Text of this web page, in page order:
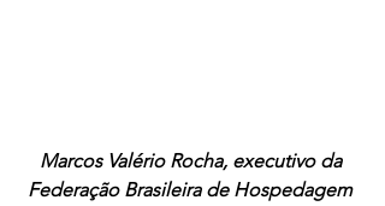
Marcos Valério Rocha, executivo da
Federação Brasileira de Hospedagem